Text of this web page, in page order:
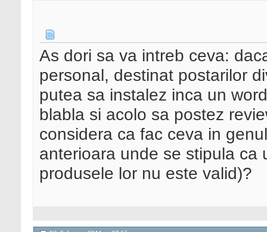
As dori sa va intreb ceva:
personal, destinat postarilor
putea sa instalez inca un
blabla si acolo sa postez
considera ca fac ceva in
anterioara unde se stipula ca
produsele lor nu este valid)?